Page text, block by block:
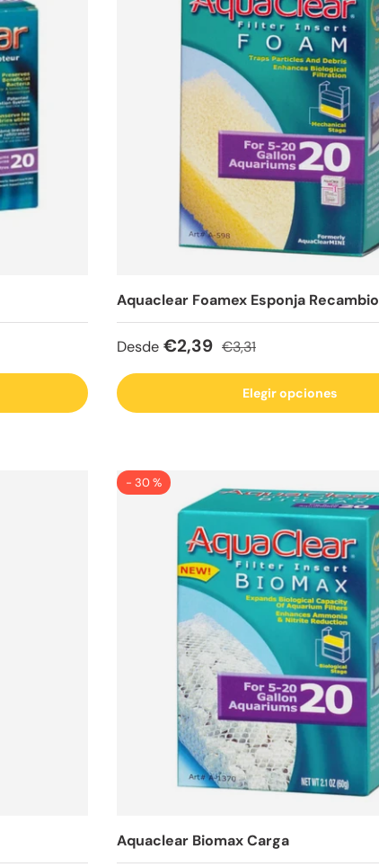
Aquaclear Foamex Esponja Recambio
Precio de venta
Desde €2,39 Precio normal
€3,31
Elegir opciones
- 30 %
Aquaclear Biomax Carga